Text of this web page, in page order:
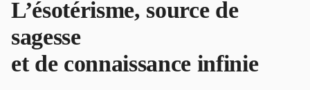
L’ésotérisme, source de
sagesse
et de connaissance infinie